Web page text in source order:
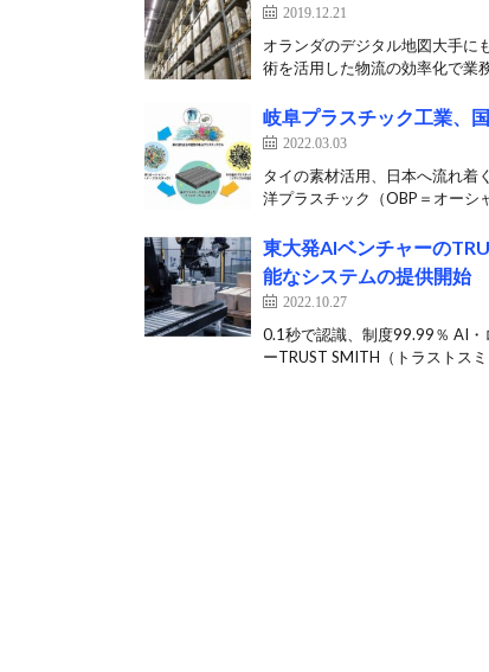
2019.12.21
オランダのデジタル地図大手に
術を活用した物流の効率化で業
岐阜プラスチック工業、
2022.03.03
タイの素材活用、日本へ流れ着
洋プラスチック（OBP＝オーシ
東大発AIベンチャーの
能なシステムの提供開始
2022.10.27
0.1秒で認識、制度99.99％ AI・
ーTRUST SMITH（トラストス